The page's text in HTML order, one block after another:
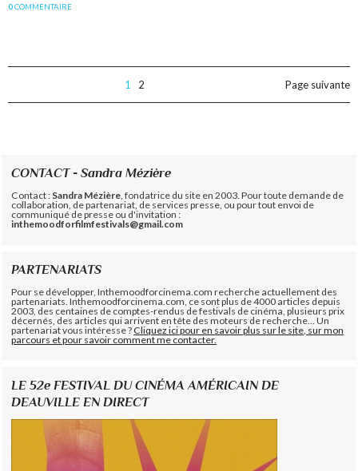
0COMMENTAIRE
1 2 Page suivante
CONTACT - Sandra Mézière
Contact : Sandra Mézière , fondatrice du site en 2003. Pour toute demande de
collaboration, de partenariat, de services presse, ou pour tout envoi de
communiqué de presse ou d'invitation :
inthemoodforfilmfestivals@gmail.com
PARTENARIATS
Pour se développer, Inthemoodforcinema.com recherche actuellement des
partenariats. Inthemoodforcinema.com, ce sont plus de 4000 articles depuis
2003, des centaines de comptes-rendus de festivals de cinéma, plusieurs prix
décernés, des articles qui arrivent en tête des moteurs de recherche... Un
partenariat vous intéresse ?Cliquez ici pour en savoir plus sur le site, sur mon
parcours et pour savoir comment me contacter.
LE 52e FESTIVAL DU CINÉMA AMÉRICAIN DE
DEAUVILLE EN DIRECT